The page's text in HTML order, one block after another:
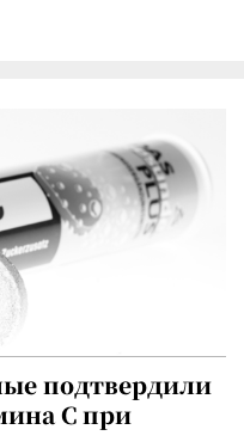
подтвердили
C при